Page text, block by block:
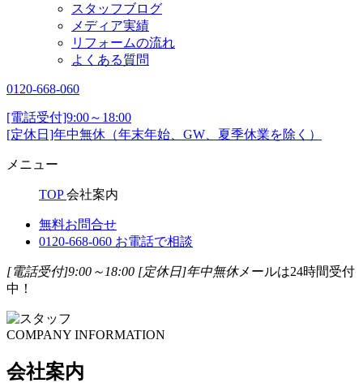
スタッフブログ
メディア実績
リフォームの流れ
よくある質問
0120-668-060
[電話受付]9:00～18:00
[定休日]年中無休（年末年始、GW、夏季休業を除く）
メニュー
TOP 会社案内
無料お問合せ
0120-668-060 お電話で相談
[電話受付]9:00～18:00 [定休日]年中無休メールは24時間受付
中！
COMPANY INFORMATION
会社案内